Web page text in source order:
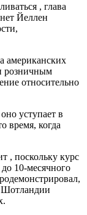
, глава
Йеллен
американских
розничным
относительно
уступает в
время, когда
, поскольку курс
10-месячного
Шотландии